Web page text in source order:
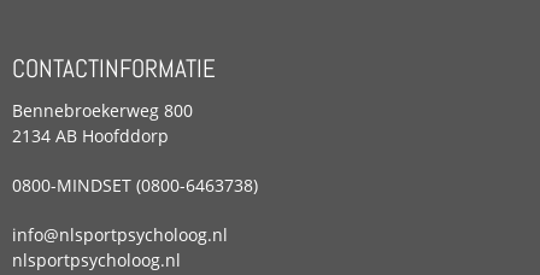
CONTACTINFORMATIE
Bennebroekerweg 800
2134 AB Hoofddorp
0800-MINDSET (0800-6463738)
info@nlsportpsycholoog.nl
nlsportpsycholoog.nl